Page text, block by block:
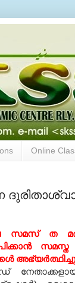
Online
സമസ് ത